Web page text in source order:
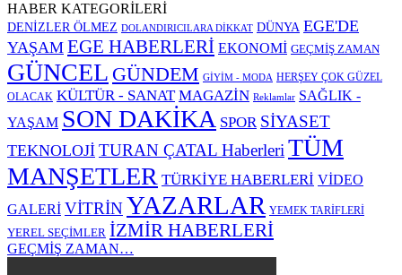
HABER KATEGORİLERİ
DENİZLER ÖLMEZ DOLANDIRICILARA DİKKAT DÜNYA EGE'DE
YAŞAM EGE HABERLERİ EKONOMİ GEÇMİŞ ZAMAN
GÜNCEL GÜNDEM GİYİM - MODA HERŞEY ÇOK GÜZEL
OLACAK KÜLTÜR - SANAT MAGAZİN Reklamlar SAĞLIK -
YAŞAM SON DAKİKA SPOR SİYASET
TEKNOLOJİ TURAN ÇATAL HaberleriTÜM
MANŞETLER TÜRKİYE HABERLERİ VİDEO
GALERİ VİTRİNYAZARLAR YEMEK TARİFLERİ
YEREL SEÇİMLER İZMİR HABERLERİ
GEÇMİŞ ZAMAN…